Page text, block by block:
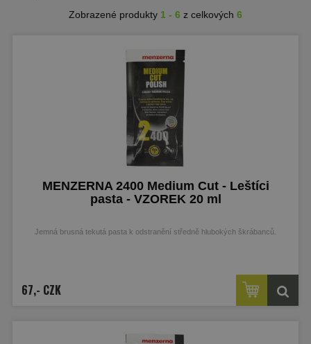
Zobrazené produkty 1 - 6 z celkových 6
MENZERNA 2400 Medium Cut - Leštíci
pasta - VZOREK 20 ml
Jemná brusná tekutá pasta k odstranění středně hlubokých škrábanců.
67,- CZK